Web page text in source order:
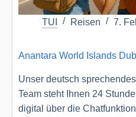
TUI Reisen 7.
Anantara World Islands
Unser deutsch
Team steht Ihnen 24
digital über die